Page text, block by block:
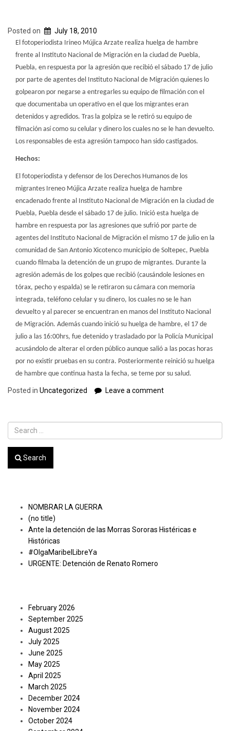
Posted on July 18, 2010
El fotoperiodista Irineo Mújica Arzate realiza huelga de hambre
frente al Instituto Nacional de Migración en la ciudad de Puebla,
Puebla, en respuesta por la agresión que recibió el sábado 17 de julio
por parte de agentes del Instituto Nacional de Migración quienes lo
golpearon por negarse a entregarles su equipo de filmación con el
que documentaba un operativo en el que los migrantes eran
detenidos y agredidos. Tras la golpiza se le retiró su equipo de
filmación así como su celular y dinero los cuales no se le han devuelto.
Los responsables de esta agresión tampoco han sido castigados.
Hechos:
El fotoperiodista y defensor de los Derechos Humanos de los
migrantes Ireneo Mújica Arzate realiza huelga de hambre
encadenado frente al Instituto Nacional de Migración en la ciudad de
Puebla, Puebla desde el sábado 17 de julio. Inició esta huelga de
hambre en respuesta por las agresiones que sufrió por parte de
agentes del Instituto Nacional de Migración el mismo 17 de julio en la
comunidad de San Antonio Xicotenco municipio de Soltepec, Puebla
cuando filmaba la detención de un grupo de migrantes. Durante la
agresión además de los golpes que recibió (causándole lesiones en
tórax, pecho y espalda) se le retiraron su cámara con memoria
integrada, teléfono celular y su dinero, los cuales no se le han
devuelto y al parecer se encuentran en manos del Instituto Nacional
de Migración. Además cuando inició su huelga de hambre, el 17 de
julio a las 16:00hrs, fue detenido y trasladado por la Policía Municipal
acusándolo de alterar el orden público aunque salió a las pocas horas
por no existir pruebas en su contra. Posteriormente reinició su huelga
de hambre que continua hasta la fecha, se teme por su salud.
Posted in Uncategorized Leave a comment
Search
NOMBRAR LA GUERRA
(no title)
Ante la detención de las Morras Sororas Histéricas e
Históricas
#OlgaMaribelLibreYa
URGENTE: Detención de Renato Romero
February 2026
September 2025
August 2025
July 2025
June 2025
May 2025
April 2025
March 2025
December 2024
November 2024
October 2024